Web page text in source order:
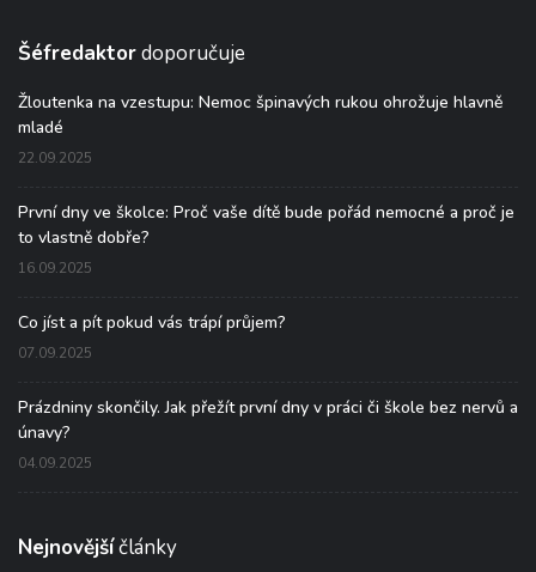
Šéfredaktordoporučuje
Žloutenka na vzestupu: Nemoc špinavých rukou ohrožuje hlavně
mladé
22.09.2025
První dny ve školce: Proč vaše dítě bude pořád nemocné a proč je
to vlastně dobře?
16.09.2025
Co jíst a pít pokud vás trápí průjem?
07.09.2025
Prázdniny skončily. Jak přežít první dny v práci či škole bez nervů a
únavy?
04.09.2025
Nejnovějšíčlánky